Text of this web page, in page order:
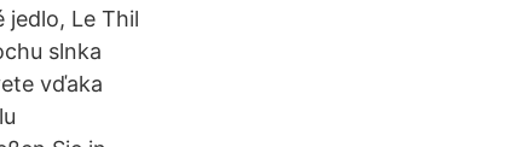
jedlo, Le Thil
slnka
vďaka